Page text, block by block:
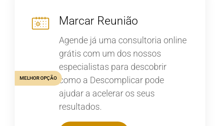
Marcar Reunião
Agende já uma consultoria online
grátis com um dos nossos
especialistas para descobrir
como a Descomplicar pode
ajudar a acelerar os seus
resultados.
MELHOR OPÇÃO